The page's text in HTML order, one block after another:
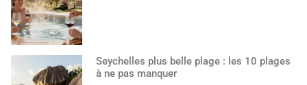
Seychelles plus belle plage : les 10 plages
à ne pas manquer